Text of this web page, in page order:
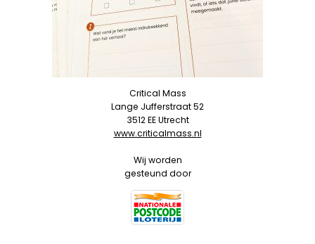
Critical Mass
Lange Jufferstraat 52
3512 EE Utrecht
www.criticalmass.nl
Wij worden
gesteund door